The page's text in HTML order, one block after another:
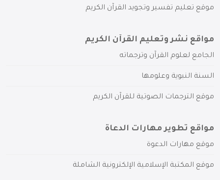
موقع تعليم تفسير وتجويد القرآن الكريم
مواقع نشر وتعليم القرآن الكريم
الجامع لعلوم القرآن وترجماته
السنة النبوية وعلومها
موقع الترجمات الصوتية للقرآن الكريم
مواقع تطوير مهارات الدعاة
موقع مهارات الدعوة
موقع المكتبة الإسلامية الإلكترونية الشاملة